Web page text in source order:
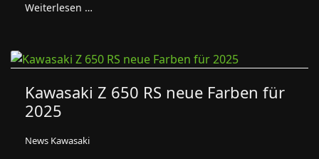
Weiterlesen …
Kawasaki Z 650 RS neue Farben für
2025
News Kawasaki